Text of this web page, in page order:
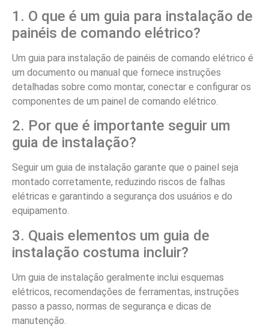
1. O que é um guia para instalação de
painéis de comando elétrico?
Um guia para instalação de painéis de comando elétrico é
um documento ou manual que fornece instruções
detalhadas sobre como montar, conectar e configurar os
componentes de um painel de comando elétrico.
2. Por que é importante seguir um
guia de instalação?
Seguir um guia de instalação garante que o painel seja
montado corretamente, reduzindo riscos de falhas
elétricas e garantindo a segurança dos usuários e do
equipamento.
3. Quais elementos um guia de
instalação costuma incluir?
Um guia de instalação geralmente inclui esquemas
elétricos, recomendações de ferramentas, instruções
passo a passo, normas de segurança e dicas de
manutenção.